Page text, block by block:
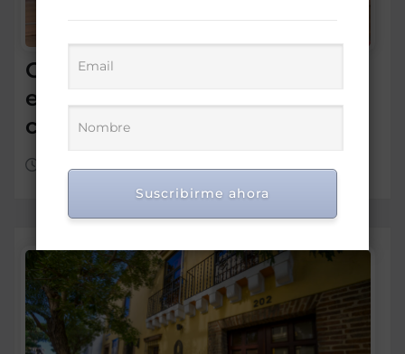
Gobierno premia a 170
estudiantes por méritos en
ciencias y tecnologías
Ago 4, 2026
Suscribirme ahora